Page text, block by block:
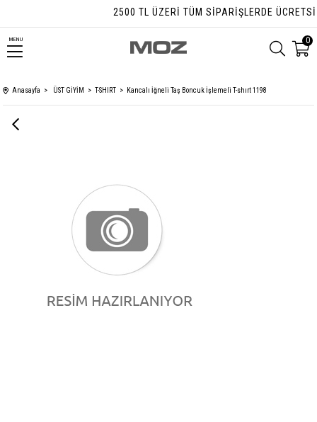
2500 TL ÜZERI TÜM SIPARIŞLERDE ÜCRETSIZ
MENU 0
Anasayfa ÜST GİYİM T-SHIRT Kancalı İğneli Taş Boncuk İşlemeli T-shırt 1198